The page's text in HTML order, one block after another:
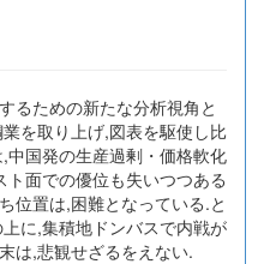
るための新たな分析視角と
を取り上げ,図表を駆使し比
国発の生産過剰・価格軟化
面での優位も失いつつある
位置は,困難となっている.と
に,集積地ドンバスで内戦が
は,悲観せざるをえない.